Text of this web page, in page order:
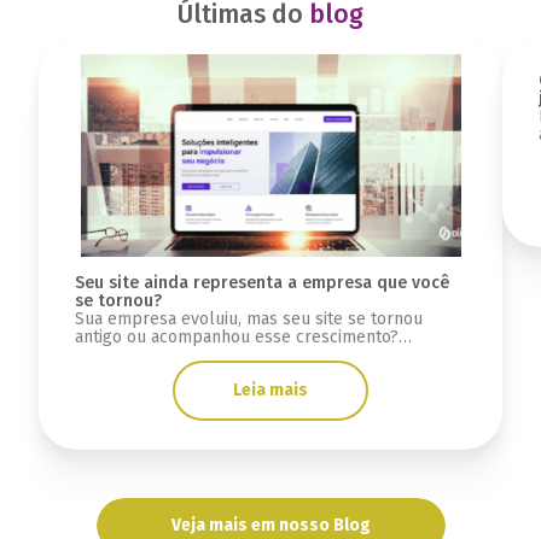
Últimas do blog
Seu site ainda representa a empresa que você
se tornou?
Sua empresa evoluiu, mas seu site se tornou
antigo ou acompanhou esse crescimento?
Leia mais
Veja mais em nosso Blog